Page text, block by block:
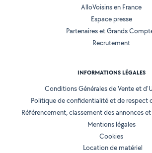
AlloVoisins en France
Espace presse
Partenaires et Grands
Recrutement
INFORMATIONS LÉGALES
Conditions Générales de Vente et
Politique de confidentialité et de respect
Référencement, classement des annonces
Mentions légales
Cookies
Location de matériel